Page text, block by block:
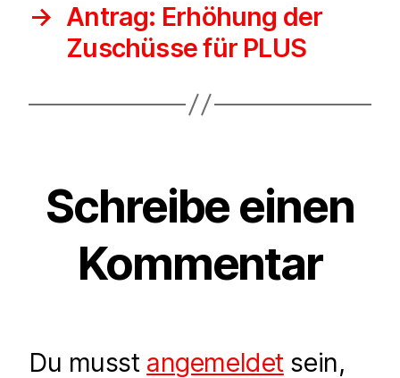
→ Antrag: Erhöhung der
Zuschüsse für PLUS
Schreibe einen
Kommentar
Du musst angemeldet sein,